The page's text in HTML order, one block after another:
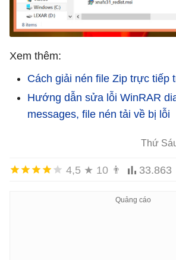
Xem thêm:
Cách giải nén file Zip trực tiếp
Hướng dẫn sửa lỗi WinRAR
messages, file nén tải về bị lỗi
Thứ
4,5 ★ 10 👨 33.863